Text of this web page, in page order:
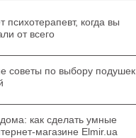
когда вы
от всего
советы по выбору подушек
как сделать умные
магазине Elmir.ua